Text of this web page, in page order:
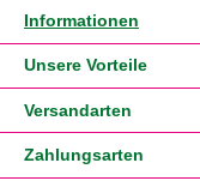
Informationen
Unsere Vorteile
Versandarten
Zahlungsarten